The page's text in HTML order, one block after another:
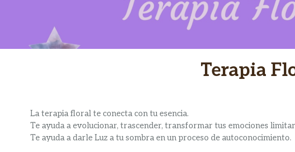
Terapia
La terapia floral te conecta con tu esencia.
Te ayuda a evolucionar, trascender, transformar tus emociones
Te ayuda a darle Luz a tu sombra en un proceso de autoconocimiento.